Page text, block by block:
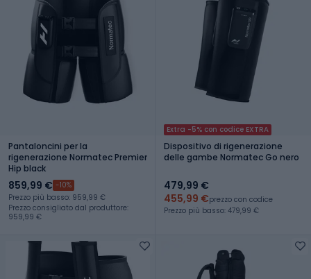
Pantaloncini per la
rigenerazione Normatec Premier
Hip black
859,99 € -10%
Prezzo più basso: 959,99 €
Prezzo consigliato dal produttore:
959,99 €
Extra -5% con codice EXTRA
Dispositivo di rigenerazione
delle gambe Normatec Go nero
479,99 €
455,99 €prezzo con codice
Prezzo più basso: 479,99 €